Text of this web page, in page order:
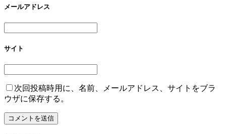
メールアドレス
サイト
次回投稿時用に、名前、メールアドレス、サイトをブラ
ウザに保存する。